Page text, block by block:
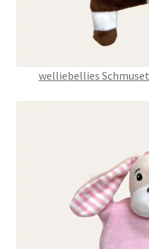
welliebellies